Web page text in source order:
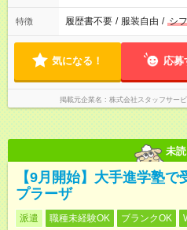
特徴 履歴書不要 / 服装自由 / シ
気になる！ 応募
掲載元企業名 株式会社スタッフサー
未読
【9月開始】大手進学塾
プラーザ
派遣 職種未経験OK ブランクOK